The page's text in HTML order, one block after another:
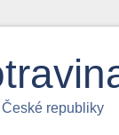
republiky